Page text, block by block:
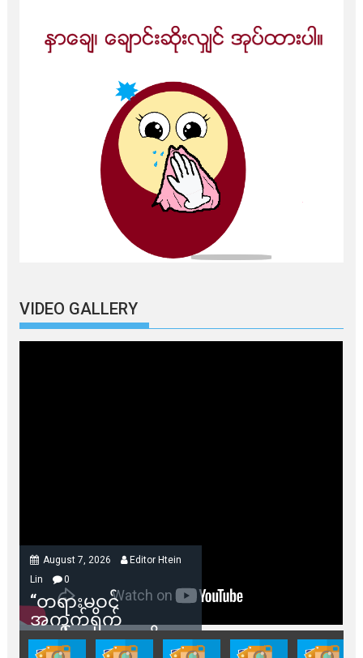
VIDEO GALLERY
August 7, 2026
Editor Htein
Lin
0
“တရားမဝင်
အကွက်ရိုက်
ရောင်းချမှုတွေကို